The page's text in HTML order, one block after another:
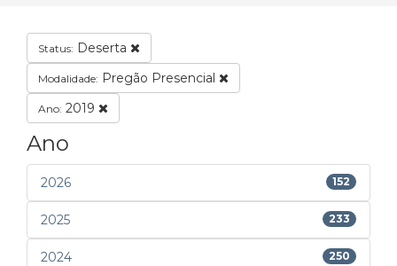
Status: Deserta
Modalidade: Pregão Presencial
Ano: 2019
Ano
2026 152
2025 233
2024 250